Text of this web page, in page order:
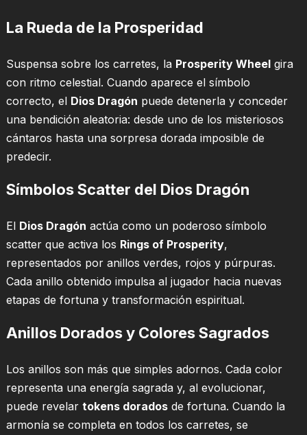
La Rueda de la Prosperidad
Suspensa sobre los carretes, la Prosperity Wheelgira
con ritmo celestial. Cuando aparece el símbolo
correcto, el Dios Dragón puede detenerla y conceder
una bendición aleatoria: desde uno de los misteriosos
cántaros hasta una sorpresa dorada imposible de
predecir.
Símbolos Scatter del Dios Dragón
El Dios Dragón actúa como un poderoso símbolo
scatter que activa los Rings of Prosperity,
representados por anillos verdes, rojos y púrpuras.
Cada anillo obtenido impulsa al jugador hacia nuevas
etapas de fortuna y transformación espiritual.
Anillos Dorados y Colores Sagrados
Los anillos son más que simples adornos. Cada color
representa una energía sagrada y, al evolucionar,
puede revelar tokens doradosde fortuna. Cuando la
armonía se completa en todos los carretes, se